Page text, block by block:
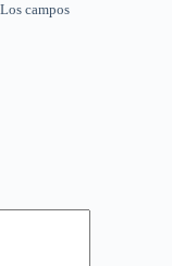
Los campos